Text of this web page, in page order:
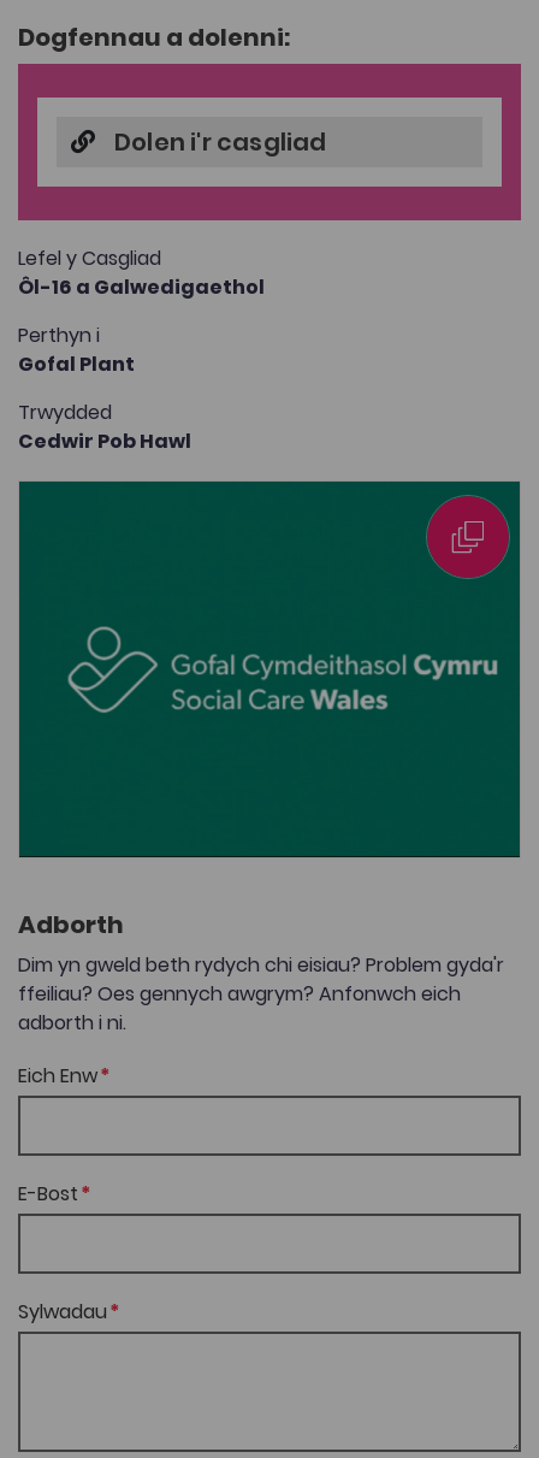
Dogfennau a dolenni:
Dolen i'r casgliad
Lefel y Casgliad
Ôl-16 a Galwedigaethol
Perthyn i
Gofal Plant
Trwydded
Cedwir Pob Hawl
Adborth
Dim yn gweld beth rydych chi eisiau? Problem gyda'r
ffeiliau? Oes gennych awgrym? Anfonwch eich
adborth i ni.
Eich Enw
E-Bost
Sylwadau